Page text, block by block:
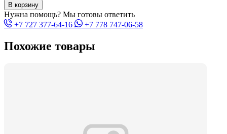
В корзину
Нужна помощь? Мы готовы ответить
+7 727 377-64-16
+7 778 747-06-58
Похожие товары